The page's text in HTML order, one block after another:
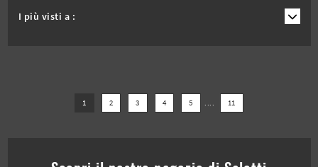
I più visti a :
1 2 3 4 5 11